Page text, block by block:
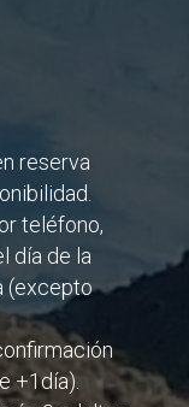
reserva
teléfono,
día de la
(excepto
+1día).